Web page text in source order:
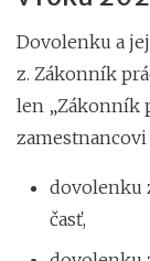
Dovolenku a
z. Zákonník
len „Zákonník
zamestnancovi
dovolenku
časť,